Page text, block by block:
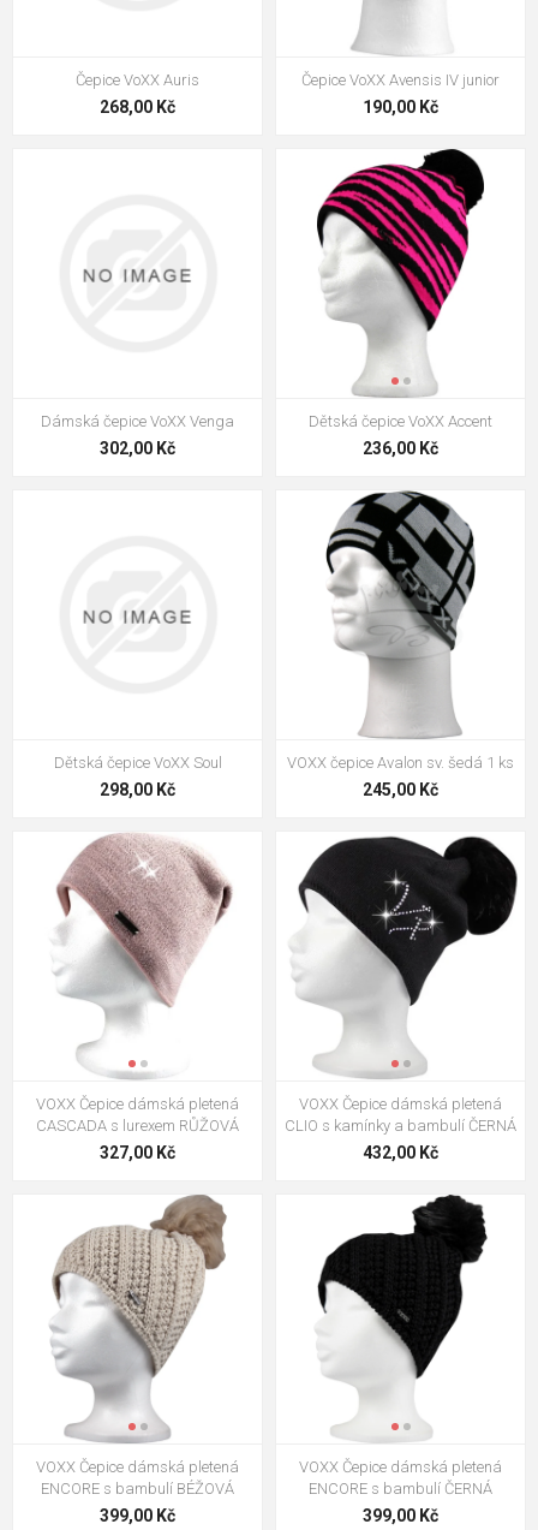
VOXX Čepice pánská pletená
VOXX Čepice dámská pletená
CASCADA s lurexem ŠEDÁ
327,00 Kč
VOXX čepice Forte modrá 1 ks
Čepice VoXX Auris
268,00 Kč
Čepice VoXX Avensis IV junior
190,00 Kč
Dámská čepice VoXX Venga
302,00 Kč
Dětská čepice VoXX Accent
236,00 Kč
Dětská čepice VoXX Soul
298,00 Kč
VOXX čepice Avalon sv. šedá 1 ks
245,00 Kč
VOXX Čepice dámská pletená
CASCADA s lurexem RŮŽOVÁ
327,00 Kč
VOXX Čepice dámská pletená
CLIO s kamínky a bambulí ČERNÁ
432,00 Kč
VOXX Čepice dámská pletená
ENCORE s bambulí BÉŽOVÁ
399,00 Kč
VOXX Čepice dámská pletená
ENCORE s bambulí ČERNÁ
399,00 Kč